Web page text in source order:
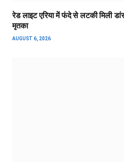
रेड लाइट एरिया में फंदे से लटकी मिली
मृतका
AUGUST 6, 2026